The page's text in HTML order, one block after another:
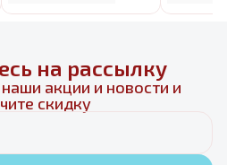
на рассылку
акции и новости и
скидку